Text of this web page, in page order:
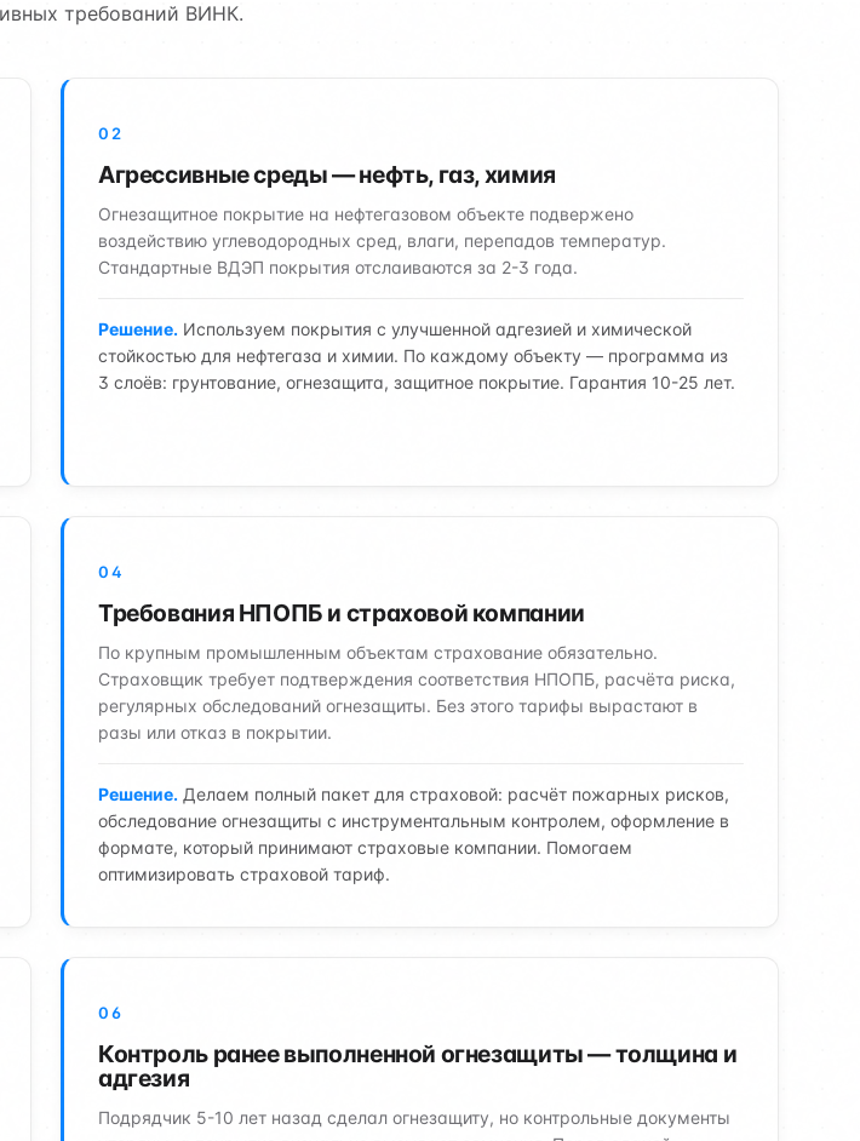
требований ВИНК.
02
Агрессивные среды — нефть, газ, химия
Огнезащитное покрытие на нефтегазовом объекте подвержено
воздействию углеводородных сред, влаги, перепадов температур.
Стандартные ВДЭП покрытия отслаиваются за 2-3 года.
Решение. Используем покрытия с улучшенной адгезией и химической
стойкостью для нефтегаза и химии. По каждому объекту — программа из
3 слоёв: грунтование, огнезащита, защитное покрытие. Гарантия 10-25 лет.
04
Требования НПОПБ и страховой компании
По крупным промышленным объектам страхование обязательно.
Страховщик требует подтверждения соответствия НПОПБ, расчёта риска,
регулярных обследований огнезащиты. Без этого тарифы вырастают в
разы или отказ в покрытии.
Решение. Делаем полный пакет для страховой: расчёт пожарных рисков,
обследование огнезащиты с инструментальным контролем, оформление в
формате, который принимают страховые компании. Помогаем
оптимизировать страховой тариф.
06
Контроль ранее выполненной огнезащиты — толщина и
адгезия
Подрядчик 5-10 лет назад сделал огнезащиту, но контрольные документы